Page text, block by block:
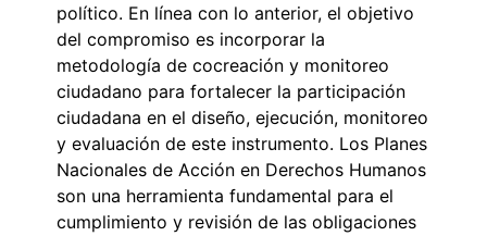
político. En línea con lo anterior, el objetivo
del compromiso es incorporar la
metodología de cocreación y monitoreo
ciudadano para fortalecer la participación
ciudadana en el diseño, ejecución, monitoreo
y evaluación de este instrumento. Los Planes
Nacionales de Acción en Derechos Humanos
son una herramienta fundamental para el
cumplimiento y revisión de las obligaciones